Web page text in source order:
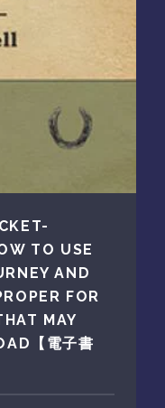
TO USE
AND
FOR
MAY
【電子書